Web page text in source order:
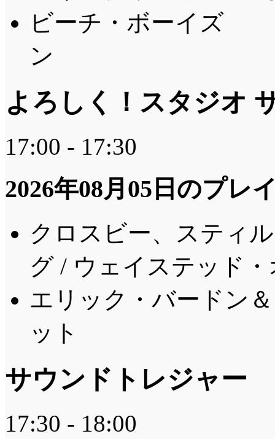
ビーチ・ボーイズ /
ン
よろしく！スタジオ
17:00 - 17:30
2026年08月05日のプレ
クロスビー、スティ
グ / ウェイステッド
エリック・バードン
ット
サウンドトレジャー
17:30 - 18:00